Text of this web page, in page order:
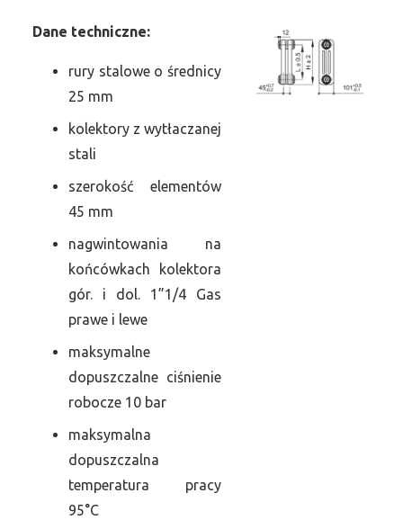
Dane techniczne:
rury stalowe o średnicy
25 mm
kolektory z wytłaczanej
stali
szerokość elementów
45 mm
nagwintowania na
końcówkach kolektora
gór. i dol. 1”1/4 Gas
prawe i lewe
maksymalne
dopuszczalne ciśnienie
robocze 10 bar
maksymalna
dopuszczalna
temperatura pracy
95°C